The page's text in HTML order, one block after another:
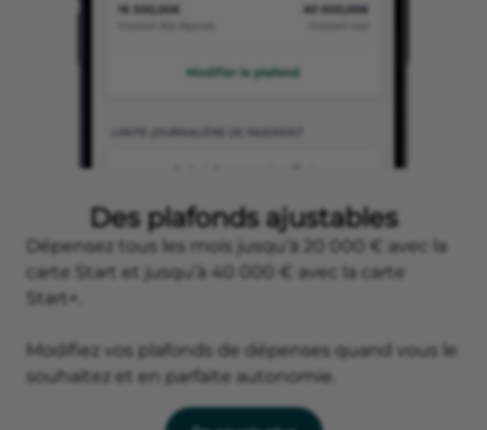
Des plafonds ajustables
Dépensez tous les mois jusqu’à 20 000 € avec la
carte Start et jusqu’à 40 000 € avec la carte
Start+.
Modifiez vos plafonds de dépenses quand vous le
souhaitez et en parfaite autonomie.